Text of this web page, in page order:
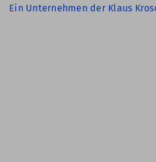
Ein Unternehmen der Klaus